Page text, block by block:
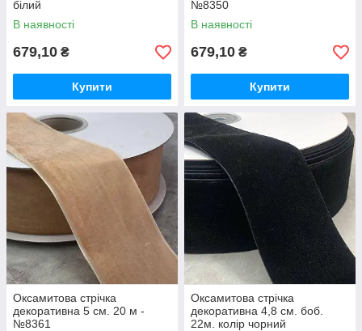
білий
В наявності
679,10 ₴
Купити
№8350
В наявності
679,10 ₴
Купити
Оксамитова стрічка
декоративна 5 см. 20 м -
№8361
Оксамитова стрічка
декоративна 4,8 см. боб.
22м. колір чорний